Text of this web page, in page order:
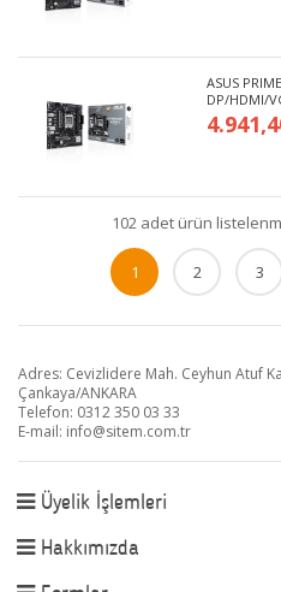
ASUS
DP/HDMI/
102 adet ürün
1 2 3
Adres: Cevizlidere Mah. Ceyhun Atuf
Çankaya/ANKARA
Telefon: 0312 350 03 33
E-mail: info@sitem.com.tr
Üyelik İşlemleri
Hakkımızda